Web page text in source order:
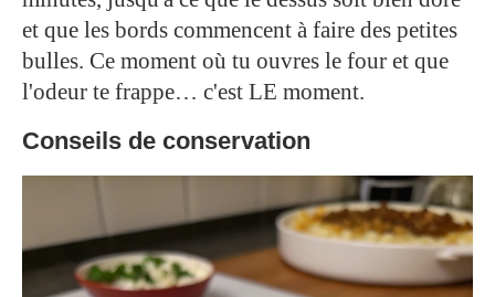
et que les bords commencent à faire des petites
bulles. Ce moment où tu ouvres le four et que
l'odeur te frappe… c'est LE moment.
Conseils de conservation